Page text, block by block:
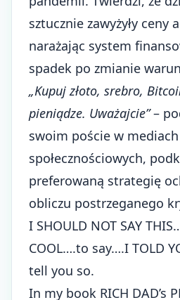
sztucznie zawyżyły ceny
narażając system
spadek po zmianie
„Kupuj złoto, srebro,
pieniądze. Uważajcie”–
swoim poście w mediach
społecznościowych,
preferowaną strategię
obliczu postrzeganego
I SHOULD NOT SAY
COOL….to say….I TOLD
tell you so.
In my book RICH DAD’s